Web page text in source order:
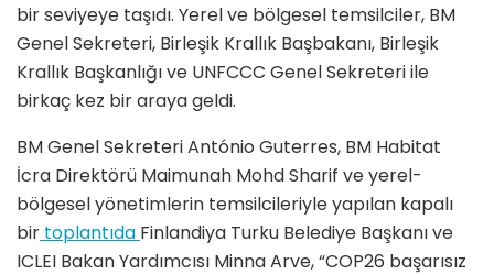
bir seviyeye taşıdı. Yerel ve bölgesel temsilciler, BM
Genel Sekreteri, Birleşik Krallık Başbakanı, Birleşik
Krallık Başkanlığı ve UNFCCC Genel Sekreteri ile
birkaç kez bir araya geldi.
BM Genel Sekreteri António Guterres, BM Habitat
İcra Direktörü Maimunah Mohd Sharif ve yerel-
bölgesel yönetimlerin temsilcileriyle yapılan kapalı
bir toplantıda Finlandiya Turku Belediye Başkanı ve
ICLEI Bakan Yardımcısı Minna Arve, “COP26 başarısız